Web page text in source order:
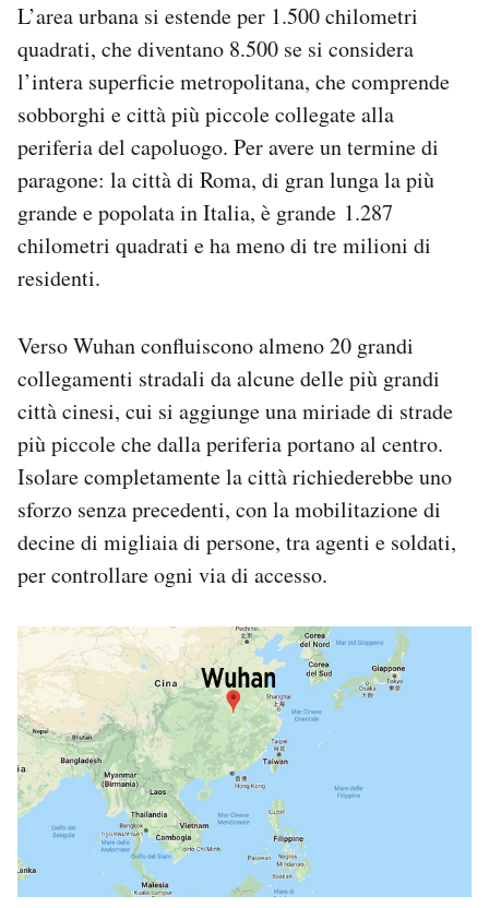
L’area urbana si estende per 1.500 chilometri
quadrati, che diventano 8.500 se si considera
l’intera superficie metropolitana, che comprende
sobborghi e città più piccole collegate alla
periferia del capoluogo. Per avere un termine di
paragone: la città di Roma, di gran lunga la più
grande e popolata in Italia, è grande 1.287
chilometri quadrati e ha meno di tre milioni di
residenti.
Verso Wuhan confluiscono almeno 20 grandi
collegamenti stradali da alcune delle più grandi
città cinesi, cui si aggiunge una miriade di strade
più piccole che dalla periferia portano al centro.
Isolare completamente la città richiederebbe uno
sforzo senza precedenti, con la mobilitazione di
decine di migliaia di persone, tra agenti e soldati,
per controllare ogni via di accesso.